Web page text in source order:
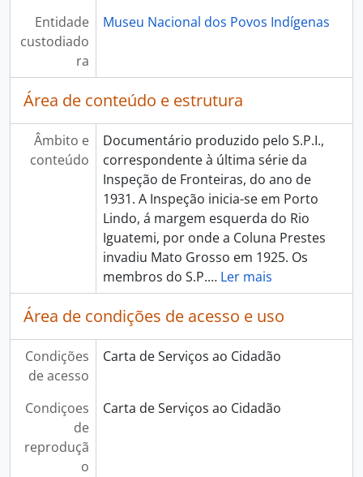
Entidade
custodiado
ra
Museu Nacional dos Povos Indígenas
Área de conteúdo e estrutura
Âmbito e
conteúdo
Documentário produzido pelo S.P.I.,
correspondente à última série da
Inspeção de Fronteiras, do ano de
1931. A Inspeção inicia-se em Porto
Lindo, á margem esquerda do Rio
Iguatemi, por onde a Coluna Prestes
invadiu Mato Grosso em 1925. Os
membros do S.P.… Ler mais
Área de condições de acesso e uso
Condições
de acesso
Carta de Serviços ao Cidadão
Condiçoes
de
reproduçã
o
Carta de Serviços ao Cidadão